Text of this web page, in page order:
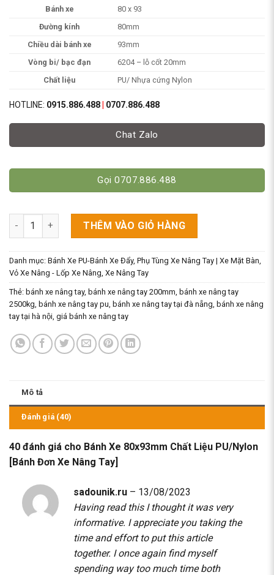
Bánh xe
80 x 93
Đường kính
80mm
Chiều dài bánh xe
93mm
Vòng bi/ bạc đạn
6204 – lỗ cốt 20mm
Chất liệu
PU/ Nhựa cứng Nylon
HOTLINE: 0915.886.488 0707.886.488
Chat Zalo
Gọi 0707.886.488
Bánh Xe 80x93mm Chất Liệu PU/Nylon [Bánh Đơn Xe Nâng
THÊM VÀO GIỎ HÀNG
Danh mục: Bánh Xe PU-Bánh Xe Đẩy, Phụ Tùng Xe Nâng Tay | Xe Mặt Bàn
Vỏ Xe Nâng - Lốp Xe Nâng Xe Nâng Tay
Thẻ: bánh xe nâng tay, bánh xe nâng tay 200mm bánh xe nâng tay
2500kg bánh xe nâng tay pu bánh xe nâng tay tại đà nẵng bánh xe nâng
tay tại hà nội giá bánh xe nâng tay
Mô tả
Đánh giá (40)
40 đánh giá cho Bánh Xe 80x93mm Chất Liệu PU/Nylon
[Bánh Đơn Xe Nâng Tay]
sadounik.ru – 13/08/2023
Having read this I thought it was very
informative. I appreciate you taking the
time and effort to put this article
together. I once again find myself
spending way too much time both